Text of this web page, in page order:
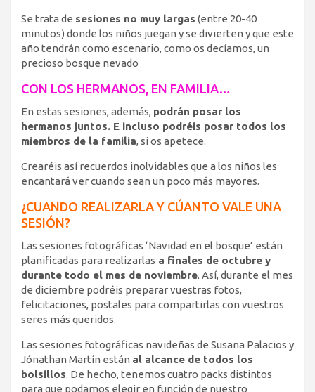
Se trata de sesiones no muy largas (entre 20-40
minutos) donde los niños juegan y se divierten y que este
año tendrán como escenario, como os decíamos, un
precioso bosque nevado
CON LOS HERMANOS, EN FAMILIA…
En estas sesiones, además, podrán posar los
hermanos juntos. E incluso podréis posar todos los
miembros de la familia, si os apetece.
Crearéis así recuerdos inolvidables que a los niños les
encantará ver cuando sean un poco más mayores.
¿CUANDO REALIZARLA Y CÚANTO VALE UNA
SESIÓN?
Las sesiones fotográficas ‘Navidad en el bosque’ están
planificadas para realizarlas a finales de octubre y
durante todo el mes de noviembre. Así, durante el mes
de diciembre podréis preparar vuestras fotos,
felicitaciones, postales para compartirlas con vuestros
seres más queridos.
Las sesiones fotográficas navideñas de Susana Palacios y
Jónathan Martín están al alcance de todos los
bolsillos. De hecho, tenemos cuatro packs distintos
para que podamos elegir en función de nuestro